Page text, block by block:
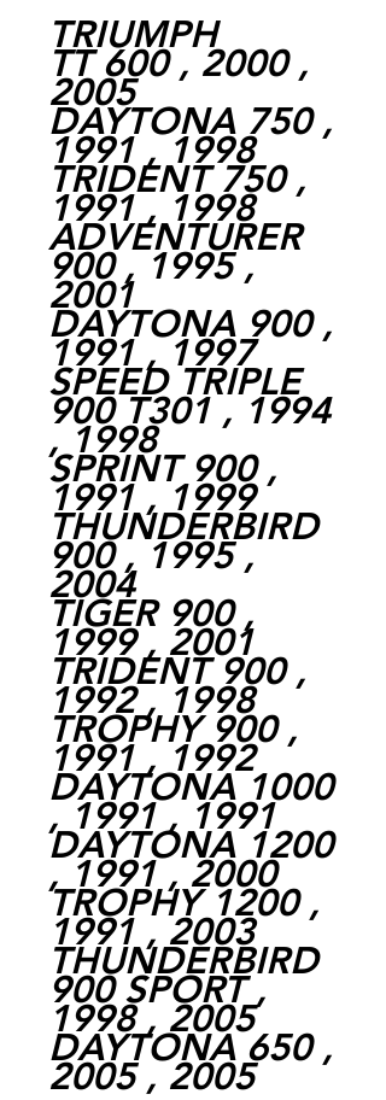
TRIUMPH
TT 600 , 2000 ,
2005
DAYTONA 750 ,
1991 , 1998
TRIDENT 750 ,
1991 , 1998
ADVENTURER
900 , 1995 ,
2001
DAYTONA 900 ,
1991 , 1997
SPEED TRIPLE
900 T301 , 1994
, 1998
SPRINT 900 ,
1991 , 1999
THUNDERBIRD
900 , 1995 ,
2004
TIGER 900 ,
1999 , 2001
TRIDENT 900 ,
1992 , 1998
TROPHY 900 ,
1991 , 1992
DAYTONA 1000
, 1991 , 1991
DAYTONA 1200
, 1991 , 2000
TROPHY 1200 ,
1991 , 2003
THUNDERBIRD
900 SPORT ,
1998 , 2005
DAYTONA 650 ,
2005 , 2005